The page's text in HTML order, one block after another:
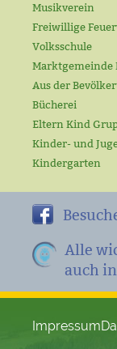
Musikverein
Freiwillige
Volksschule
Marktgemeinde
Aus der
Bücherei
Eltern Kind
Kinder- und
Kindergarten
Alle
auch
Impressum